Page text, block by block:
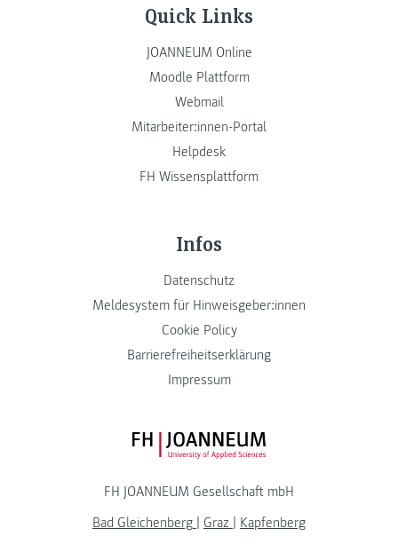
Quick Links
JOANNEUM Online
Moodle Plattform
Webmail
Mitarbeiter:innen-Portal
Helpdesk
FH Wissensplattform
Infos
Datenschutz
Meldesystem für Hinweisgeber:innen
Cookie Policy
Barrierefreiheitserklärung
Impressum
FH JOANNEUM Logo
FH JOANNEUM Gesellschaft mbH
Bad Gleichenberg
Graz
Kapfenberg